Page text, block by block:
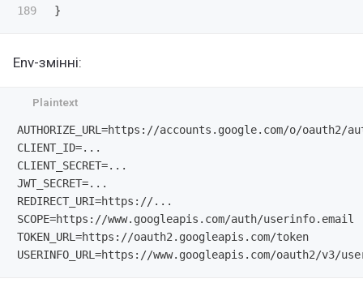
}
Env-змінні:
AUTHORIZE_URL=https://accounts.google.com/o/oauth2/
CLIENT_ID=...
CLIENT_SECRET=...
JWT_SECRET=...
REDIRECT_URI=https://...
SCOPE=https://www.googleapis.com/auth/userinfo.email
TOKEN_URL=https://oauth2.googleapis.com/token